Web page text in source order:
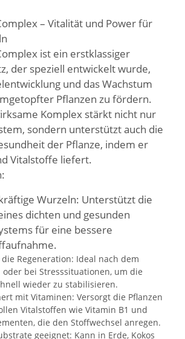
– Vitalität und Power für
ist ein erstklassiger
der speziell entwickelt wurde,
und das Wachstum
Pflanzen zu fördern.
Komplex stärkt nicht nur
sondern unterstützt auch die
der Pflanze, indem er
Vitalstoffe liefert.
Wurzeln: Unterstützt die
dichten und gesunden
für eine bessere
Regeneration: Ideal nach dem
oder bei Stresssituationen, um die
wieder zu stabilisieren.
mit Vitaminen: Versorgt die Pflanzen
Vitalstoffen wie Vitamin B1 und
die den Stoffwechsel anregen.
geeignet: Kann in Erde, Kokos